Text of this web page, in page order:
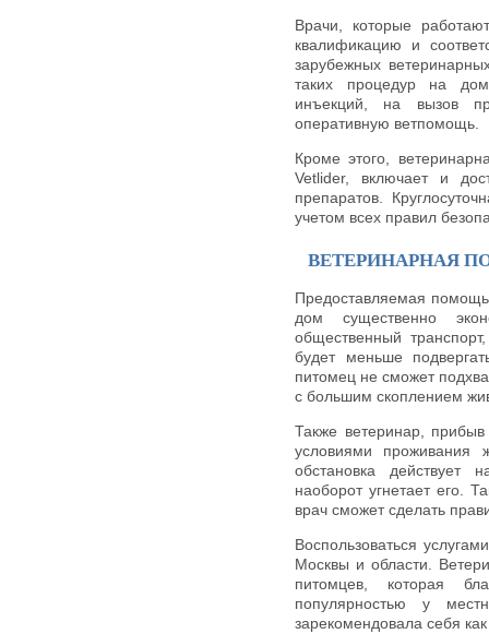
Врачи, которые
квалификацию и
зарубежных
таких процедур на
инъекций, на вызов
оперативную ветпомощь.
Кроме этого,
Vetlider, включает и
препаратов.
учетом всех правил
ВЕТЕРИНАРНАЯ
Предоставляемая
дом существенно
общественный
будет меньше
питомец не сможет
с большим скоплением
Также ветеринар,
условиями проживания
обстановка действует
наоборот угнетает его.
врач сможет сделать
Воспользоваться
Москвы и области.
питомцев, которая
популярностью у
зарекомендовала себя